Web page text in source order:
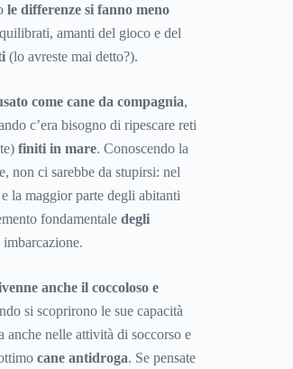
le differenze si fanno meno
amanti del gioco e del
(lo avreste mai detto?).
come cane da compagnia,
c’era bisogno di ripescare reti
finiti in mare. Conoscendo la
non ci sarebbe da stupirsi: nel
la maggior parte degli abitanti
fondamentale degli
anche il coccoloso e
si scoprirono le sue capacità
anche nelle attività di soccorso e
cane antidroga. Se pensate